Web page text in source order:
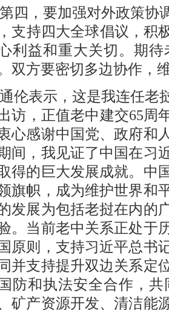
第四，要加强对外政策协
支持四大全球倡议，积
利益和重大关切。期
双方要密切多边协作，
通伦表示，这是我连任老
访，正值老中建交65周
心感谢中国党、政府和
间，我见证了中国在习
得的巨大发展成就。中
旗帜，成为维护世界和
发展为包括老挝在内的
。当前老中关系正处于
原则，支持习近平总书
并支持提升双边关系定
防和执法安全合作，
矿产资源开发、清洁能